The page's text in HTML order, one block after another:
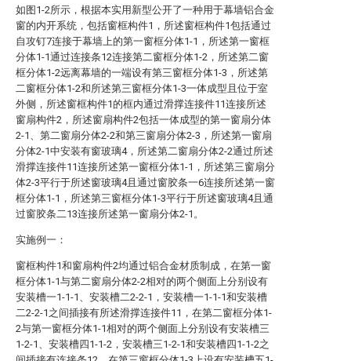
如图1-2所示，根据本实用新型公开了一种用于幕墙铝合金
窗的内开系统，包括窗框构件1，所述窗框构件1包括通过
自攻钉7连接于幕墙上的第一窗框分体1-1，所述第一窗框
分体1-1通过连接条12连接第二窗框分体1-2，所述第二窗
框分体1-2远离幕墙的一端设有第三窗框分体1-3，所述第
二窗框分体1-2和所述第三窗框分体1-3一体成型且位于室
外侧，所述窗框构件1的框内通过滑撑连接件11连接所述
窗扇构件2，所述窗扇构件2包括一体成型的第一窗扇分体
2-1、第二窗扇分体2-2和第三窗扇分体2-3，所述第一窗扇
分体2-1中安装有窗玻璃4，所述第二窗扇分体2-2通过所述
滑撑连接件11连接所述第一窗框分体1-1，所述第三窗扇分
体2-3平行于所述窗玻璃4且通过窗胶条一6连接所述第一窗
框分体1-1，所述第三窗框分体1-3平行于所述窗玻璃4且通
过窗胶条二13连接所述第一窗扇分体2-1。
实施例一：
窗框构件1和窗扇构件2均通过铝合金材质制成，在第一窗
框分体1-1与第二窗扇分体2-2相对的两个侧面上分别设有
安装槽一1-1-1、安装槽二2-2-1，安装槽一1-1-1和安装槽
二2-2-1之间插接有所述滑撑连接件11，在第二窗框分体1-
2与第一窗框分体1-1相对的两个侧面上分别设有安装槽三
1-2-1、安装槽四1-1-2，安装槽三1-2-1和安装槽四1-1-2之